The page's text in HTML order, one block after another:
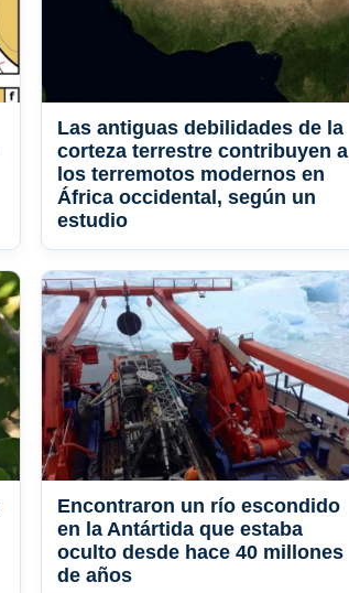
Las antiguas debilidades de la
corteza terrestre contribuyen a
los terremotos modernos en
África occidental, según un
estudio
Encontraron un río escondido
en la Antártida que estaba
oculto desde hace 40 millones
de años